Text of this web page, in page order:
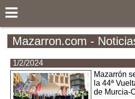
Mazarron.com -
1/2/2024
Mazarrón
la 44ª
de Murcia-